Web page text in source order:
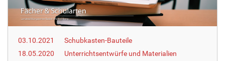
e
r
e
03.10.2021
Schubkasten-Bauteile
18.05.2020
Unterrichtsentwürfe und Materialien